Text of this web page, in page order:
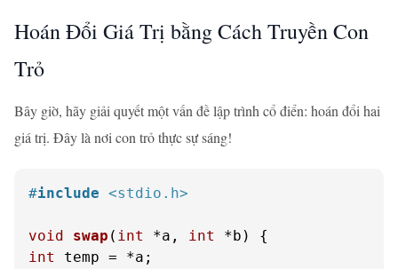
Hoán Đổi Giá Trị bằng Cách Truyền Con
Trỏ
Bây giờ, hãy giải quyết một vấn đề lập trình cổ điển: hoán đổi hai
giá trị. Đây là nơi con trỏ thực sự sáng!
#include <stdio.h>
void swap ( int *a, int *b)
int
temp = *a;